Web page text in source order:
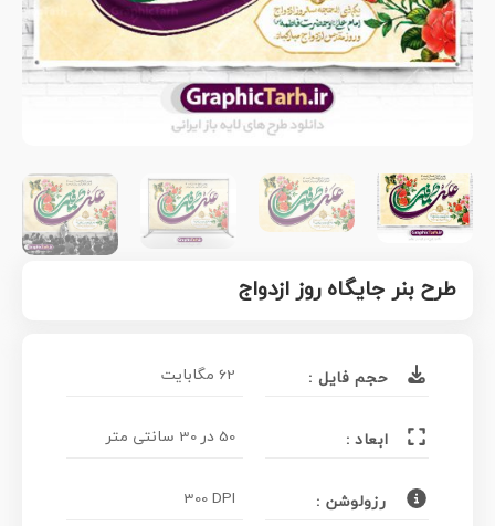
طرح بنر جایگاه روز ازدواج
حجم فایل : 62 مگابایت
ابعاد : 50 در 30 سانتی متر
رزولوشن : 300 DPI